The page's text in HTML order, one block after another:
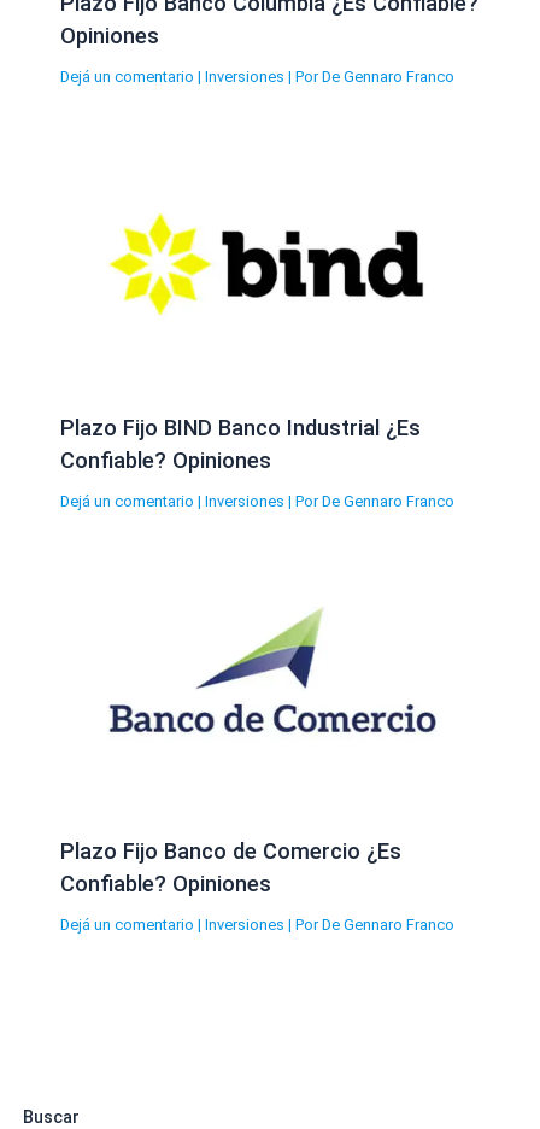
Opiniones
Dejá un comentario | Inversiones | Por De Gennaro Franco
Plazo Fijo BIND Banco Industrial ¿Es
Confiable? Opiniones
Dejá un comentario | Inversiones | Por De Gennaro Franco
Plazo Fijo Banco de Comercio ¿Es
Confiable? Opiniones
Dejá un comentario | Inversiones | Por De Gennaro Franco
Buscar